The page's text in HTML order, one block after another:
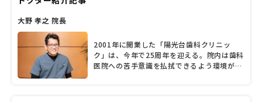
大野 孝之 院長
2001年に開業した「陽光台歯科クリニッ
ク」は、今年で25周年を迎える。院内は歯科
医院への苦手意識を払拭できるよう環境が整